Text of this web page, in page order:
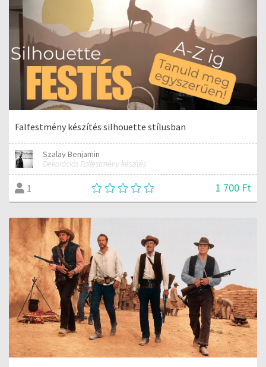
Falfestmény készítés silhouette stílusban
Szalay Benjamin
Dekorációs Falfestmény készítés
1 1 700 Ft